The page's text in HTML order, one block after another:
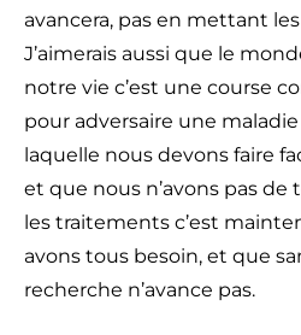
avancera, pas en mettant
J’aimerais aussi que le
notre vie c’est une course
pour adversaire une
laquelle nous devons faire
et que nous n’avons pas de
les traitements c’est
avons tous besoin, et que
recherche n’avance pas.